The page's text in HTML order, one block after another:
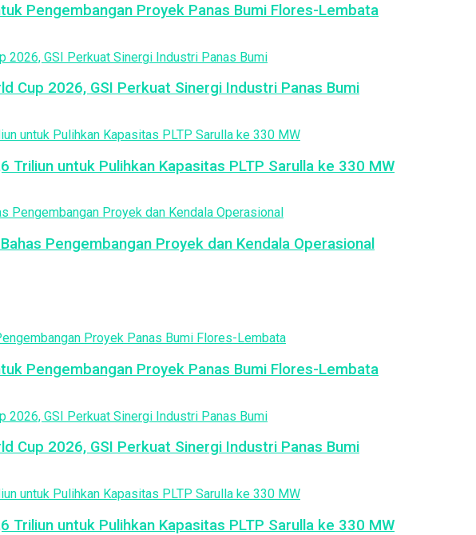
Pengembangan Proyek Panas Bumi Flores-Lembata
Cup 2026, GSI Perkuat Sinergi Industri Panas Bumi
Triliun untuk Pulihkan Kapasitas PLTP Sarulla ke 330 MW
Pengembangan Proyek dan Kendala Operasional
Pengembangan Proyek Panas Bumi Flores-Lembata
Cup 2026, GSI Perkuat Sinergi Industri Panas Bumi
Triliun untuk Pulihkan Kapasitas PLTP Sarulla ke 330 MW